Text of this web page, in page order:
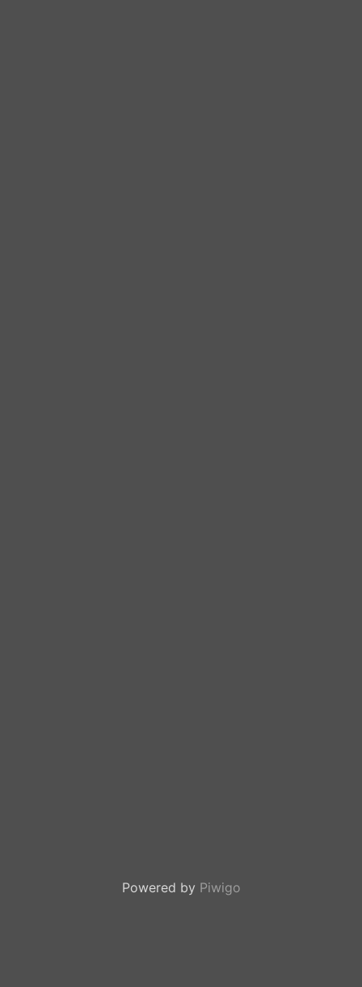
Powered by Piwigo